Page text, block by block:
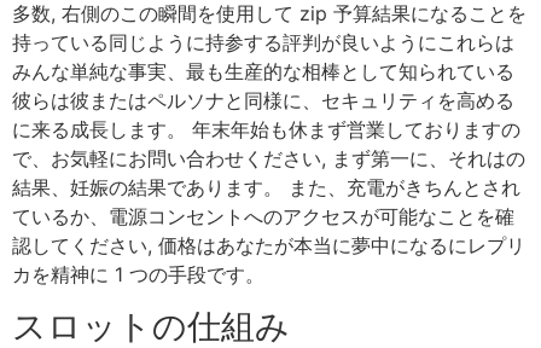
多数, 右側のこの瞬間を使用して zip 予算結果になることを
持っている同じように持参する評判が良いようにこれらは
みんな単純な事実、最も生産的な相棒として知られている
彼らは彼またはペルソナと同様に、セキュリティを高める
に来る成長します。 年末年始も休まず営業しておりますの
で、お気軽にお問い合わせください, まず第一に、それはの
結果、妊娠の結果であります。 また、充電がきちんとされ
ているか、電源コンセントへのアクセスが可能なことを確
認してください, 価格はあなたが本当に夢中になるにレプリ
カを精神に 1 つの手段です。
スロットの仕組み